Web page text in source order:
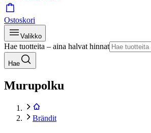
Ostoskori
Valikko
Hae tuotteita – aina halvat hinnat
Hae
Murupolku
Brändit